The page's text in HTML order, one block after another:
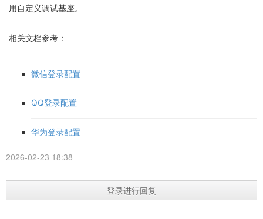
用自定义调试基座。
相关文档参考：
微信登录配置
QQ登录配置
华为登录配置
2026-02-23 18:38
登录进行回复